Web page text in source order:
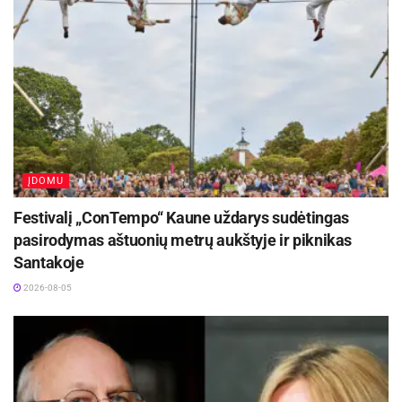
skalbimo temperatūrą, skalbimo režimą ir kitus
priežiūros nurodymus. Ši informacija padės
užtikrinti, kad jūsų audiniai ilgiau išliks ryškūs.
Skalbimo mašina | Freepik
ĮDOMU
Festivalį „ConTempo“ Kaune uždarys sudėtingas
pasirodymas aštuonių metrų aukštyje ir piknikas
Santakoje
2026-08-05